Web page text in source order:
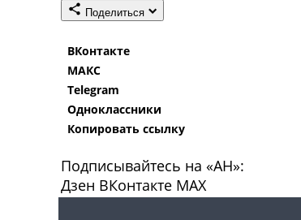
Поделиться
ВКонтакте
МАКС
Telegram
Одноклассники
Копировать ссылку
Подписывайтесь на «АН»:
Дзен ВКонтакте МАХ